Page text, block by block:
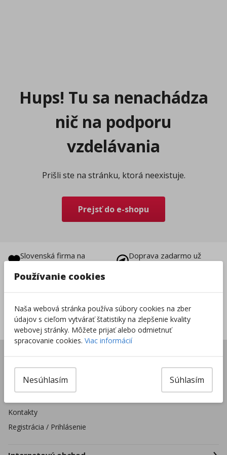
Hups! Tu sa nenachádza
nič na podporu
vzdelávania
Prišli ste na stránku, ktorá neexistuje.
Prejsť do e-shopu
Slovenská firma na
Doprava zadarmo už
Sieť predajní po celej
SR
Predajne
Pre školské zariadenia
Kontakty
Registrácia / Prihlásenie
Používanie cookies
Naša webová stránka používa súbory cookies na zber
údajov s cieľom vytvárať štatistiky na zlepšenie kvality
webovej stránky. Môžete prijať alebo odmietnuť
spracovanie cookies. Viac informácií
Súhlasím
Nesúhlasím